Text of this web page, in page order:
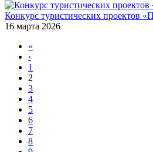
Конкурс туристических проектов
16 марта 2026
«
‹
1
2
3
4
5
6
7
8